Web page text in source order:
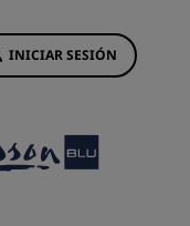
INICIAR SESIÓN